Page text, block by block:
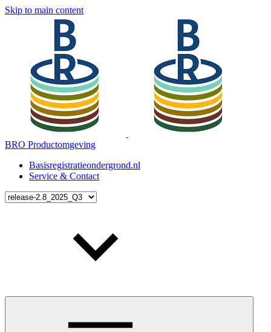
Skip to main content
BRO Productomgeving
Basisregistratieondergrond.nl
Service & Contact